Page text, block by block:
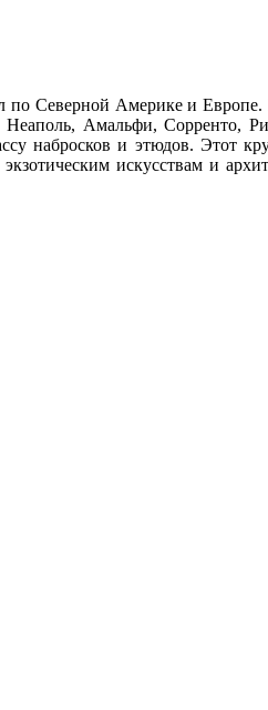
Северной Америке и
Амальфи, Сорренто,
набросков и этюдов. Этот
искусствам и